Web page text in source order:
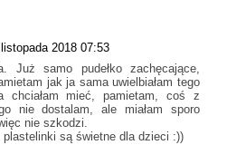
2018 07:53
Już samo pudełko zachęcające,
jak ja sama uwielbiałam tego
chciałam mieć, pamietam, coś z
nie dostalam, ale miałam sporo
nie szkodzi.
są świetne dla dzieci :))